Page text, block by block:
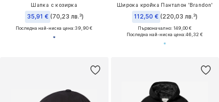
Шапка с козирка
35,91 € (70,23 лв.³)
Последна най-ниска цена:39,90 €
Широка кройка Панталон 'Brandon'
112,50 € (220,03 лв.³)
Първоначално: 149,00 €
Последна най-ниска цена:46,32 €